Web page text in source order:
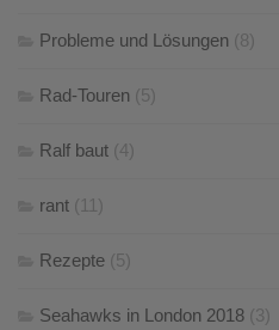
Probleme und Lösungen (8)
Rad-Touren (5)
Ralf baut (4)
rant (11)
Rezepte (5)
Seahawks in London 2018 (3)